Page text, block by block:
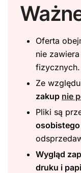
Oferta
nie
fizycznych.
Ze
zakup nie
Pliki są
osobistego
Wygląd
druku i